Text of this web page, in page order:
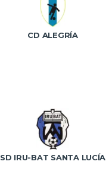
CD ALEGRÍA
SD IRU-BAT SANTA LUCÍA